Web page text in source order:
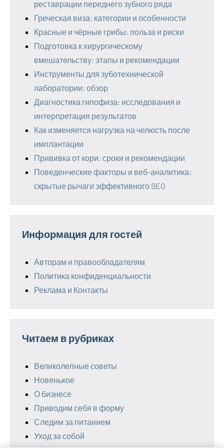
реставрации переднего зубного ряда
Греческая виза: категории и особенности
Красные и чёрные грибы: польза и риски
Подготовка к хирургическому
вмешательству: этапы и рекомендации
Инструменты для зуботехнической
лаборатории: обзор
Диагностика гипофиза: исследования и
интерпретация результатов
Как изменяется нагрузка на челюсть после
имплантации
Прививка от кори: сроки и рекомендации
Поведенческие факторы и веб-аналитика:
скрытые рычаги эффективного SEO
Информация для гостей
Авторам и правообладателям
Политика конфиденциальности
Реклама и Контакты
Читаем в рубриках
Великолепные советы
Новенькое
О бизнесе
Приводим себя в форму
Следим за питанием
Уход за собой